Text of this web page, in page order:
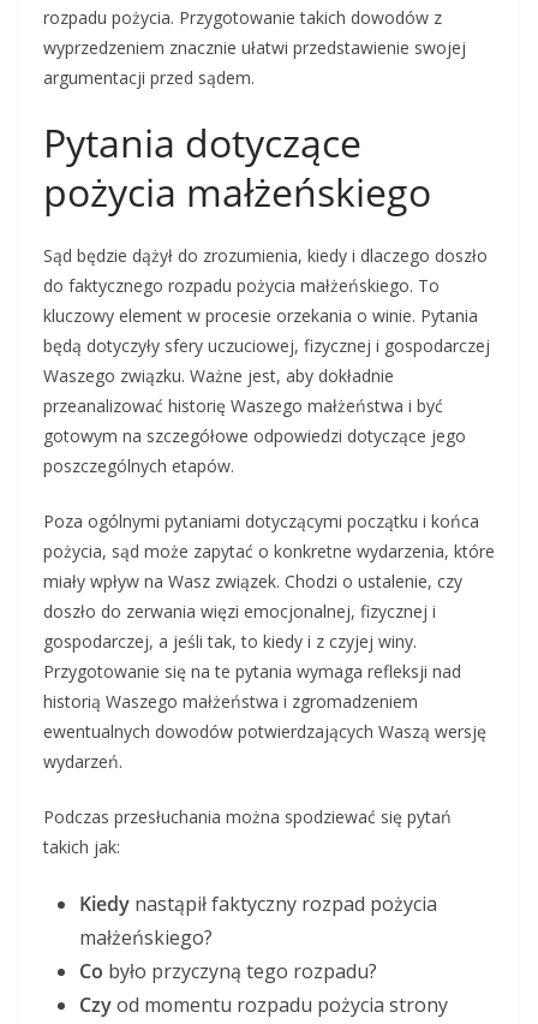
rozpadu pożycia. Przygotowanie takich dowodów z
wyprzedzeniem znacznie ułatwi przedstawienie swojej
argumentacji przed sądem.
Pytania dotyczące
pożycia małżeńskiego
Sąd będzie dążył do zrozumienia, kiedy i dlaczego doszło
do faktycznego rozpadu pożycia małżeńskiego. To
kluczowy element w procesie orzekania o winie. Pytania
będą dotyczyły sfery uczuciowej, fizycznej i gospodarczej
Waszego związku. Ważne jest, aby dokładnie
przeanalizować historię Waszego małżeństwa i być
gotowym na szczegółowe odpowiedzi dotyczące jego
poszczególnych etapów.
Poza ogólnymi pytaniami dotyczącymi początku i końca
pożycia, sąd może zapytać o konkretne wydarzenia, które
miały wpływ na Wasz związek. Chodzi o ustalenie, czy
doszło do zerwania więzi emocjonalnej, fizycznej i
gospodarczej, a jeśli tak, to kiedy i z czyjej winy.
Przygotowanie się na te pytania wymaga refleksji nad
historią Waszego małżeństwa i zgromadzeniem
ewentualnych dowodów potwierdzających Waszą wersję
wydarzeń.
Podczas przesłuchania można spodziewać się pytań
takich jak:
Kiedy nastąpił faktyczny rozpad pożycia
małżeńskiego?
Co było przyczyną tego rozpadu?
Czyod momentu rozpadu pożycia strony